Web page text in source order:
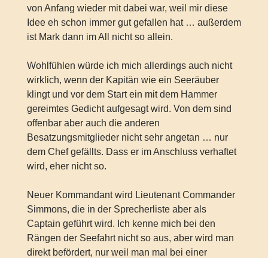
von Anfang wieder mit dabei war, weil mir diese
Idee eh schon immer gut gefallen hat … außerdem
ist Mark dann im All nicht so allein.
Wohlfühlen würde ich mich allerdings auch nicht
wirklich, wenn der Kapitän wie ein Seeräuber
klingt und vor dem Start ein mit dem Hammer
gereimtes Gedicht aufgesagt wird. Von dem sind
offenbar aber auch die anderen
Besatzungsmitglieder nicht sehr angetan … nur
dem Chef gefällts. Dass er im Anschluss verhaftet
wird, eher nicht so.
Neuer Kommandant wird Lieutenant Commander
Simmons, die in der Sprecherliste aber als
Captain geführt wird. Ich kenne mich bei den
Rängen der Seefahrt nicht so aus, aber wird man
direkt befördert, nur weil man mal bei einer